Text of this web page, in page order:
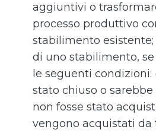
aggiuntivi o
processo produttivo
stabilimento
di uno stabilimento,
le seguenti
stato chiuso o
non fosse stato
vengono acquistati da